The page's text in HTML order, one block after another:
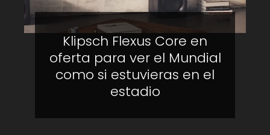
Klipsch Flexus Core en
oferta para ver el Mundial
como si estuvieras en el
estadio